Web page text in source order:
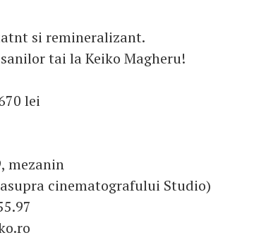
si remineralizant.
tai la Keiko Magheru!
lei
mezanin
cinematografului Studio)